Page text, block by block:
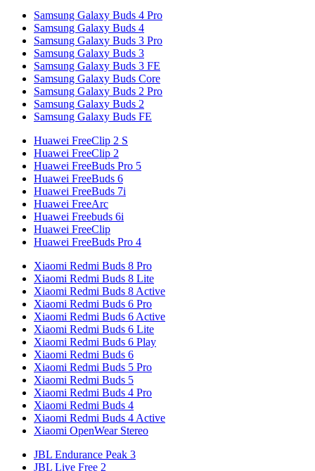
Samsung Galaxy Buds 4 Pro
Samsung Galaxy Buds 4
Samsung Galaxy Buds 3 Pro
Samsung Galaxy Buds 3
Samsung Galaxy Buds 3 FE
Samsung Galaxy Buds Core
Samsung Galaxy Buds 2 Pro
Samsung Galaxy Buds 2
Samsung Galaxy Buds FE
Huawei FreeClip 2 S
Huawei FreeClip 2
Huawei FreeBuds Pro 5
Huawei FreeBuds 6
Huawei FreeBuds 7i
Huawei FreeArc
Huawei Freebuds 6i
Huawei FreeClip
Huawei FreeBuds Pro 4
Xiaomi Redmi Buds 8 Pro
Xiaomi Redmi Buds 8 Lite
Xiaomi Redmi Buds 8 Active
Xiaomi Redmi Buds 6 Pro
Xiaomi Redmi Buds 6 Active
Xiaomi Redmi Buds 6 Lite
Xiaomi Redmi Buds 6 Play
Xiaomi Redmi Buds 6
Xiaomi Redmi Buds 5 Pro
Xiaomi Redmi Buds 5
Xiaomi Redmi Buds 4 Pro
Xiaomi Redmi Buds 4
Xiaomi Redmi Buds 4 Active
Xiaomi OpenWear Stereo
JBL Endurance Peak 3
JBL Live Free 2